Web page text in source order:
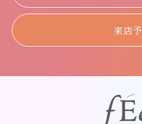
来店